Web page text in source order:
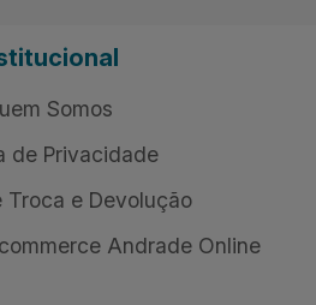
Somos
de Privacidade
Troca e Devolução
Andrade Online